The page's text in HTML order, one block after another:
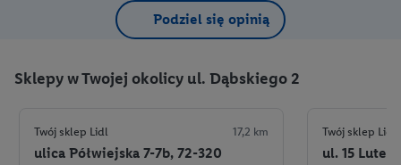
Podziel się opinią
Sklepy w Twojej okolicy ul. Dąbskiego 2
Twój sklep Lidl 17,2 km
ulica Półwiejska 7-7b, 72-320
Twój sklep Lidl
ul. 15